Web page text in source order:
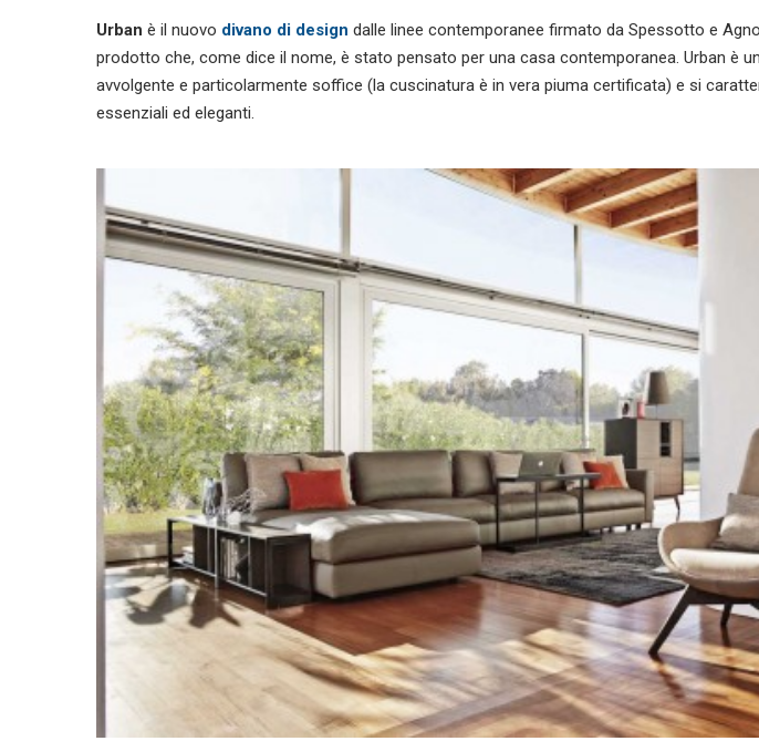
Urban è il nuovo divano di design dalle linee contemporanee firmato da Spessotto e
prodotto che, come dice il nome, è stato pensato per una casa contemporanea. Urban è
avvolgente e particolarmente soffice (la cuscinatura è in vera piuma certificata) e si
essenziali ed eleganti.